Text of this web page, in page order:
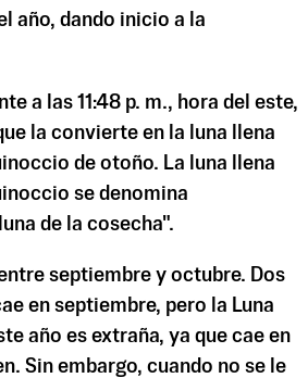
año, dando inicio a la
a las 11:48 p. m., hora del este,
la convierte en la luna llena
de otoño. La luna llena
se denomina
de la cosecha".
septiembre y octubre. Dos
en septiembre, pero la Luna
año es extraña, ya que cae en
Sin embargo, cuando no se le